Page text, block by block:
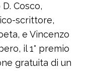
Cosco,
scrittore,
e Vincenzo
il 1° premio
gratuita di un